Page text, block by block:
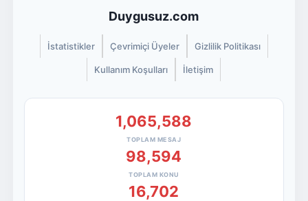
Duygusuz.com
İstatistikler Çevrimiçi Üyeler Gizlilik Politikası
Kullanım Koşulları İletişim
1,065,588
TOPLAM MESAJ
98,594
TOPLAM KONU
16,702